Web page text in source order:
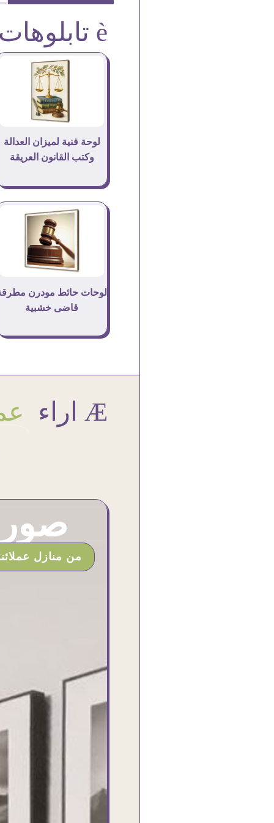
è تابلوهات
لوحة فنية لميزان العدالة
وكتب القانون العريقة
لوحات حائط مودرن
قاضى خشبية
Æ اراء
صور
من منازل
ان شاء الله مش أخر تعامل بشكركم على